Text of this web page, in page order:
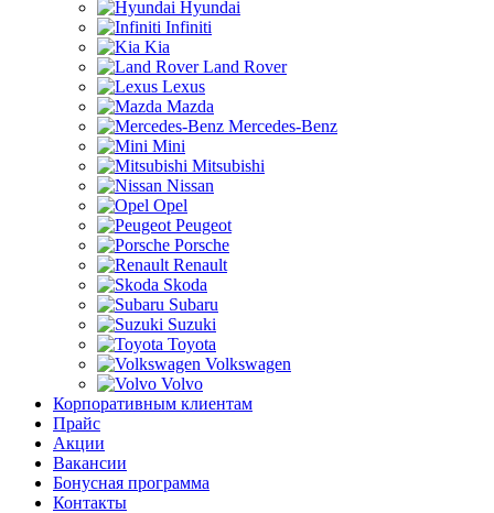
Hyundai
Infiniti
Kia
Land Rover
Lexus
Mazda
Mercedes-Benz
Mini
Mitsubishi
Nissan
Opel
Peugeot
Porsche
Renault
Skoda
Subaru
Suzuki
Toyota
Volkswagen
Volvo
Корпоративным клиентам
Прайс
Акции
Вакансии
Бонусная программа
Контакты